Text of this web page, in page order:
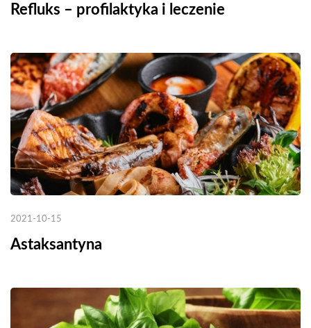
Refluks – profilaktyka i leczenie
2021-10-15
Astaksantyna